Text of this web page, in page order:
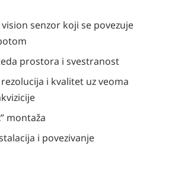
senzor koji se povezuje
prostora i svestranost
i kvalitet uz veoma
montaža
i povezivanje